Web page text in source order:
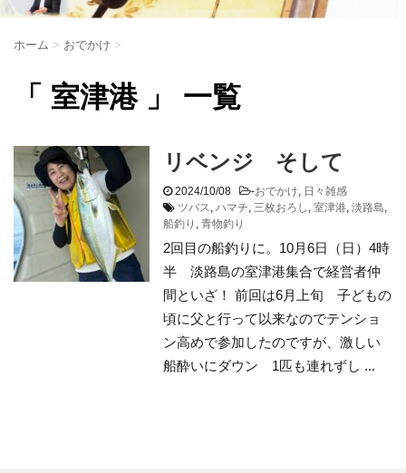
ホーム > おでかけ >
「 室津港 」 一覧
リベンジ そして
2024/10/08 -おでかけ, 日々雑感
ツバス, ハマチ, 三枚おろし , 室津港, 淡路島,
船釣り , 青物釣り
2回目の船釣りに。10月6日（日）4時
半 淡路島の室津港集合で経営者仲
間といざ！ 前回は6月上旬 子どもの
頃に父と行って以来なのでテンショ
ン高めで参加したのですが、激しい
船酔いにダウン 1匹も連れずし ...